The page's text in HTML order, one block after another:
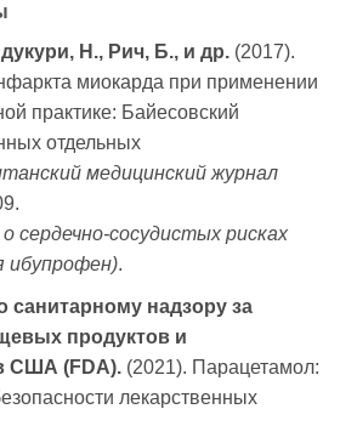
Н., Рич, Б., и др. (2017).
миокарда при применении
практике: Байесовский
отдельных
медицинский журнал
сердечно-сосудистых рисках
ибупрофен).
санитарному надзору за
продуктов и
США (FDA). (2021). Парацетамол:
лекарственных